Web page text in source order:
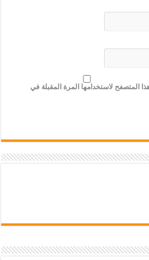
المتصفح لاستخدامها المرة المقبلة في